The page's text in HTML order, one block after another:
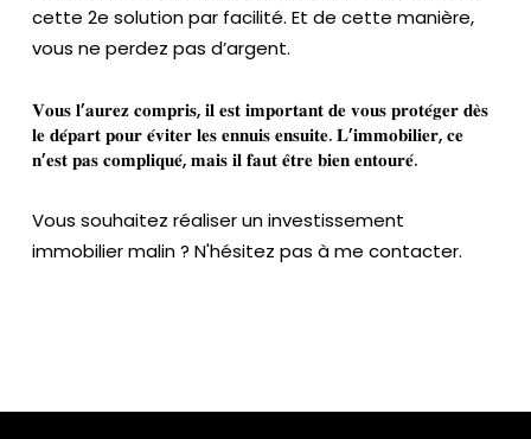
cette 2e solution par facilité. Et de cette manière,
vous ne perdez pas d’argent.
𝐕𝐨𝐮𝐬 𝐥’𝐚𝐮𝐫𝐞𝐳 𝐜𝐨𝐦𝐩𝐫𝐢𝐬, 𝐢𝐥 𝐞𝐬𝐭 𝐢𝐦𝐩𝐨𝐫𝐭𝐚𝐧𝐭 𝐝𝐞 𝐯𝐨𝐮𝐬 𝐩𝐫𝐨𝐭𝐞́𝐠𝐞𝐫 𝐝𝐞̀𝐬
𝐥𝐞 𝐝𝐞́𝐩𝐚𝐫𝐭 𝐩𝐨𝐮𝐫 𝐞́𝐯𝐢𝐭𝐞𝐫 𝐥𝐞𝐬 𝐞𝐧𝐧𝐮𝐢𝐬 𝐞𝐧𝐬𝐮𝐢𝐭𝐞. 𝐋’𝐢𝐦𝐦𝐨𝐛𝐢𝐥𝐢𝐞𝐫, 𝐜𝐞
𝐧’𝐞𝐬𝐭 𝐩𝐚𝐬 𝐜𝐨𝐦𝐩𝐥𝐢𝐪𝐮𝐞́, 𝐦𝐚𝐢𝐬 𝐢𝐥 𝐟𝐚𝐮𝐭 𝐞̂𝐭𝐫𝐞 𝐛𝐢𝐞𝐧 𝐞𝐧𝐭𝐨𝐮𝐫𝐞́.
Vous souhaitez réaliser un investissement
immobilier malin ? N'hésitez pas à me contacter.